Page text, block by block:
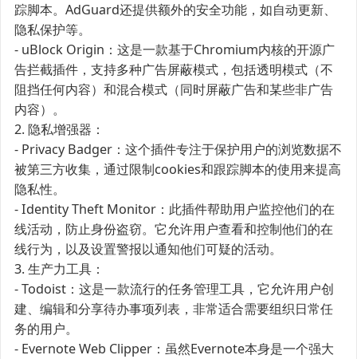
踪脚本。AdGuard还提供额外的安全功能，如自动更新、
隐私保护等。
- uBlock Origin：这是一款基于Chromium内核的开源广
告拦截插件，支持多种广告屏蔽模式，包括透明模式（不
阻挡任何内容）和混合模式（同时屏蔽广告和某些非广告
内容）。
2. 隐私增强器：
- Privacy Badger：这个插件专注于保护用户的浏览数据不
被第三方收集，通过限制cookies和跟踪脚本的使用来提高
隐私性。
- Identity Theft Monitor：此插件帮助用户监控他们的在
线活动，防止身份盗窃。它允许用户查看和控制他们的在
线行为，以及设置警报以通知他们可疑的活动。
3. 生产力工具：
- Todoist：这是一款流行的任务管理工具，它允许用户创
建、编辑和分享待办事项列表，非常适合需要组织日常任
务的用户。
- Evernote Web Clipper：虽然Evernote本身是一个强大